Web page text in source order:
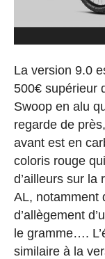
La version 9.0
500€ supérieur
Swoop en alu
regarde de
avant est en
coloris rouge
d’ailleurs sur la
AL, notamment
d’allègement
le gramme….
similaire à la